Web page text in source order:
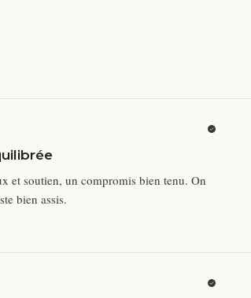
et soutien, un compromis bien tenu. On
bien assis.